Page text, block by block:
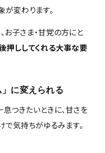
が変わります。
お子さま・甘党の方にと
押ししてくれる大事な要
に変えられる
つきたいときに、甘さを
で気持ちがゆるみます。